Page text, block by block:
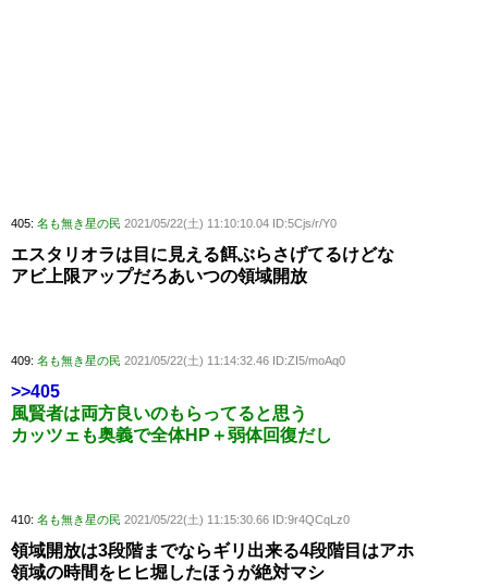
405: 名も無き星の民 2021/05/22(土) 11:10:10.04 ID:5Cjs/r/Y0
エスタリオラは目に見える餌ぶらさげてるけどな
アビ上限アップだろあいつの領域開放
409: 名も無き星の民 2021/05/22(土) 11:14:32.46 ID:ZI5/moAq0
>>405
風賢者は両方良いのもらってると思う
カッツェも奥義で全体HP＋弱体回復だし
410: 名も無き星の民 2021/05/22(土) 11:15:30.66 ID:9r4QCqLz0
領域開放は3段階までならギリ出来る4段階目はアホ
領域の時間をヒヒ堀したほうが絶対マシ